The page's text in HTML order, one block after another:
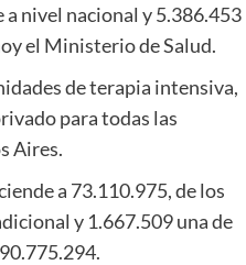
nivel nacional y 5.386.453
el Ministerio de Salud.
de terapia intensiva,
para todas las
Aires.
a 73.110.975, de los
y 1.667.509 una de